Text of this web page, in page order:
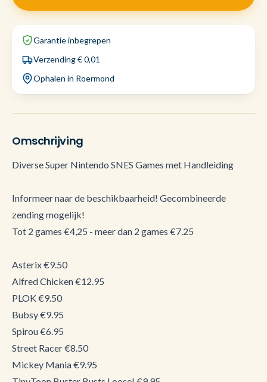
Garantie inbegrepen
Verzending € 0,01
Ophalen in Roermond
Omschrijving
Diverse Super Nintendo SNES Games met Handleiding
Informeer naar de beschikbaarheid! Gecombineerde
zending mogelijk!
Tot 2 games €4,25 - meer dan 2 games €7.25
Asterix €9.50
Alfred Chicken €12.95
PLOK €9.50
Bubsy €9.95
Spirou €6.95
Street Racer €8.50
Mickey Mania €9.95